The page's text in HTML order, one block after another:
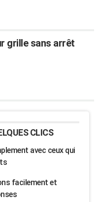
grille sans arrêt
CLICS
avec ceux qui
facilement et